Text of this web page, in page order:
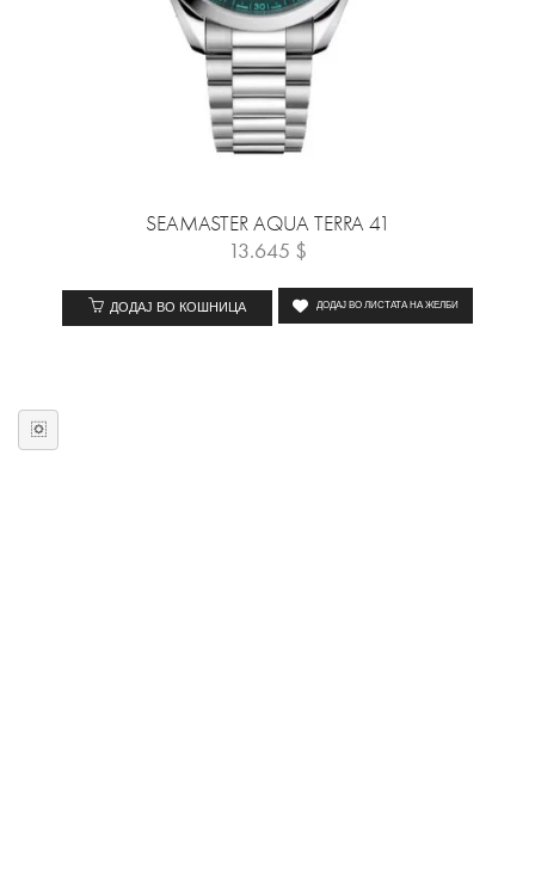
SEAMASTER AQUA TERRA 41
13.645 $
ДОДАЈ ВО КОШНИЦА ДОДАЈ ВО ЛИСТАТА НА ЖЕЛБИ